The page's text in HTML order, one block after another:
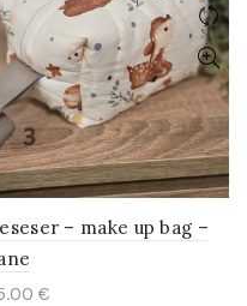
– make up bag –
€